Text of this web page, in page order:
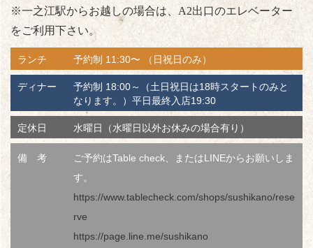
※一之江駅からお越しの場合は、A2出口のエレベーター
をご利用下さい。
ランチ 予約制 11:30〜 （日祝日のみ）
ディナー
予約制 18:00～（土日祝日は18時スタートのみと
なります。）平日最終入店19:30
定休日 水曜日（水曜日以外お休みの場合有り）
備 考
ご予約はTable check、またはLINEからお願いしま
す。
https://www.tablecheck.com/shops/sushikano/rese
rve
https://page.line.me/sushikano